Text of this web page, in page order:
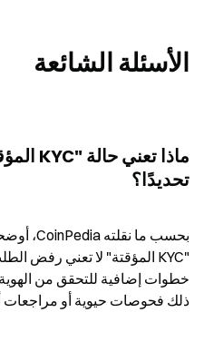
الأسئلة الشائعة
تحديدًا؟
ذلك فحوصات حيوية أو مراجعات